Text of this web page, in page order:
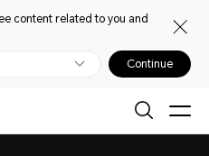
content related to you and
Continue